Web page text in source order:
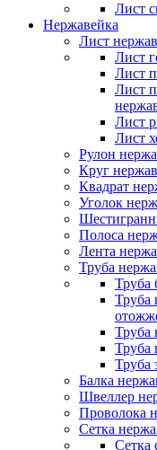
Лист
Нержавейка
Лист
Лист
Лист
Лист
Лист
Лист
Рулон
Круг
Квадрат
Уголок
Полоса
Лента
Труба
Труба
Труба
Труба
Труба
Труба
Балка
Швеллер
Проволока
Сетка
Сетка